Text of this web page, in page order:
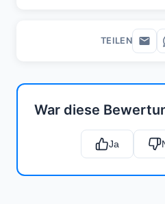
War diese
Ja
TEILEN